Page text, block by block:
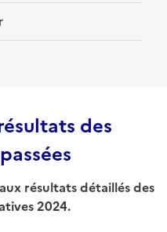
des
résultats détaillés des
2024.